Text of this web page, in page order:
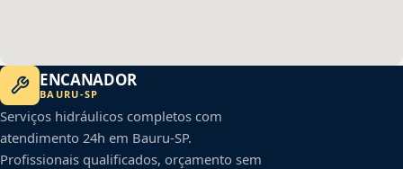
ENCANADOR
BAURU-SP
Serviços hidráulicos completos com
atendimento 24h em Bauru-SP.
Profissionais qualificados, orçamento sem